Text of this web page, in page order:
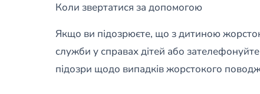
Коли звертатися за допомогою
Якщо ви підозрюєте, що з дитиною
служби у справах дітей або
підозри щодо випадків жорстокого